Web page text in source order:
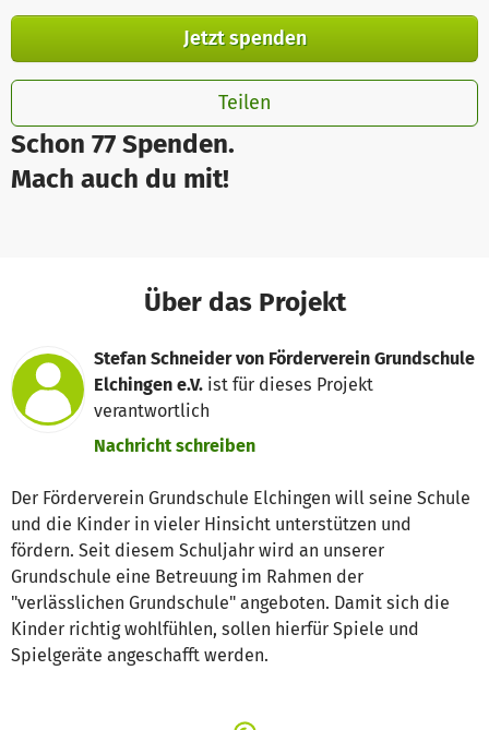
Schon 77 Spenden.
Mach auch du mit!
Jetzt spenden
Teilen
Über das Projekt
Stefan Schneider von Förderverein Grundschule
Elchingen e.V. ist für dieses Projekt
verantwortlich
Nachricht schreiben
Der Förderverein Grundschule Elchingen will seine Schule
und die Kinder in vieler Hinsicht unterstützen und
fördern. Seit diesem Schuljahr wird an unserer
Grundschule eine Betreuung im Rahmen der
"verlässlichen Grundschule" angeboten. Damit sich die
Kinder richtig wohlfühlen, sollen hierfür Spiele und
Spielgeräte angeschafft werden.